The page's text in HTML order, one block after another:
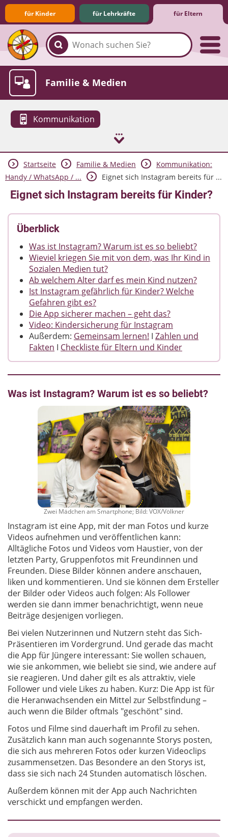
für Kinder für Lehrkräfte für Eltern
Familie & Medien
Kommunikation
Spieletipps & Lernsoftware
Die Jüngsten im Netz
Lexikon
Aktuelles
Startseite Familie & Medien
Kommunikation:
Handy / WhatsApp / ...
Eignet sich Instagram bereits für ...
Eignet sich Instagram bereits für Kinder?
Überblick
Was ist Instagram? Warum ist es so beliebt?
Wieviel kriegen Sie mit von dem, was Ihr Kind in
Sozialen Medien tut?
Ab welchem Alter darf es mein Kind nutzen?
Ist Instagram gefährlich für Kinder? Welche
Gefahren gibt es?
Die App sicherer machen – geht das?
Video: Kindersicherung für Instagram
Außerdem: Gemeinsam lernen! I Zahlen und
Fakten I Checkliste für Eltern und Kinder
Was ist Instagram? Warum ist es so beliebt?
Zwei Mädchen am Smartphone; Bild: VOX/Völkner
Instagram ist eine App, mit der man Fotos und kurze
Videos aufnehmen und veröffentlichen kann:
Alltägliche Fotos und Videos vom Haustier, von der
letzten Party, Gruppenfotos mit Freundinnen und
Freunden. Diese Bilder können andere anschauen,
liken und kommentieren. Und sie können dem Ersteller
der Bilder oder Videos auch folgen: Als Follower
werden sie dann immer benachrichtigt, wenn neue
Beiträge desjenigen vorliegen.
Bei vielen Nutzerinnen und Nutzern steht das Sich-
Präsentieren im Vordergrund. Und gerade das macht
die App für Jüngere interessant: Sie wollen schauen,
wie sie ankommen, wie beliebt sie sind, wie andere auf
sie reagieren. Und daher gilt es als attraktiv, viele
Follower und viele Likes zu haben. Kurz: Die App ist für
die Heranwachsenden ein Mittel zur Selbstfindung –
auch wenn die Bilder oftmals "geschönt" sind.
Fotos und Filme sind dauerhaft im Profil zu sehen.
Zusätzlich kann man auch sogenannte Storys posten,
die sich aus mehreren Fotos oder kurzen Videoclips
zusammensetzen. Das Besondere an den Storys ist,
dass sie sich nach 24 Stunden automatisch löschen.
Außerdem können mit der App auch Nachrichten
verschickt und empfangen werden.